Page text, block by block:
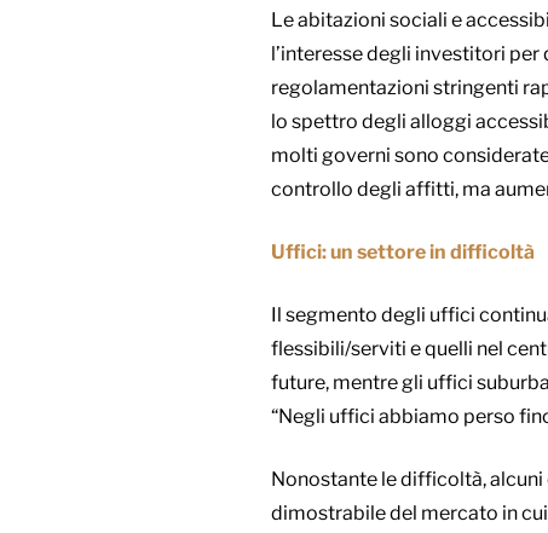
Le abitazioni sociali e
l’interesse degli investitori
regolamentazioni stringenti
lo spettro degli alloggi
molti governi sono
controllo degli affitti, ma
Uffici: un settore in difficoltà
Il segmento degli uffici
flessibili/serviti e quelli nel
future, mentre gli uffici
“Negli uffici abbiamo perso
Nonostante le difficoltà,
dimostrabile del mercato in